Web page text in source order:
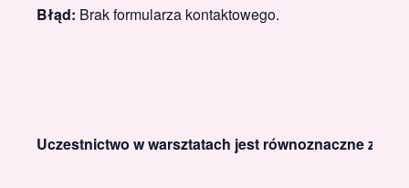
Błąd: Brak formularza kontaktowego.
Uczestnictwo w warsztatach jest równoznaczne z